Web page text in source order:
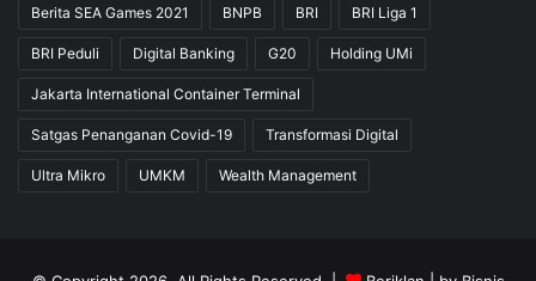
Berita SEA Games 2021 BNPB BRI BRI Liga 1
BRI Peduli Digital Banking G20 Holding UMi
Jakarta International Container Terminal
Satgas Penanganan Covid-19 Transformasi Digital
Ultra Mikro UMKM Wealth Management